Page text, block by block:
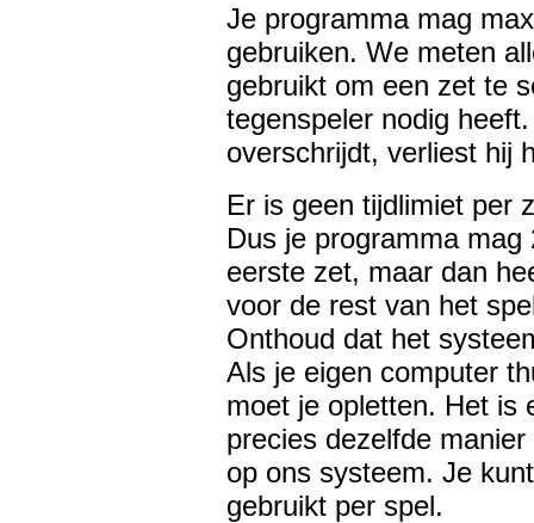
Je programma mag
gebruiken. We meten
gebruikt om een zet te
tegenspeler nodig
overschrijdt, verliest hij
Er is geen tijdlimiet per
Dus je programma
eerste zet, maar dan
voor de rest van het
Onthoud dat het
Als je eigen computer
moet je opletten. Het is
precies dezelfde
op ons systeem. Je
gebruikt per spel.